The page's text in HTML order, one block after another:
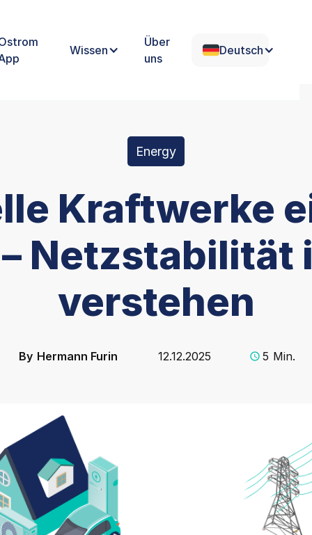
Wissen
Über
uns
Deutsch
Energy
Kraftwerke
Netzstabilität
verstehen
By Hermann Furin 12.12.2025 5 Min.